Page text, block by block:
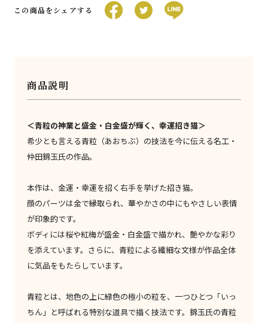
この商品をシェアする
商品説明
＜青粒の神業と盛金・白金盛が輝く、幸運招き猫＞
希少とも言える青粒（あおちぶ）の技法を今に伝える名工・
仲田錦玉氏の作品。
本作は、金運・幸運を招く右手を挙げた招き猫。
顔のパーツは金で縁取られ、華やかさの中にもやさしい表情
が印象的です。
ボディには桜や紅梅が盛金・白金盛で描かれ、艶やかな彩り
を添えています。さらに、青粒による繊細な文様が作品全体
に気品をもたらしています。
青粒とは、地色の上に緑色の極小の粒を、一つひとつ「いっ
ちん」と呼ばれる特別な道具で描く技法です。錦玉氏の青粒